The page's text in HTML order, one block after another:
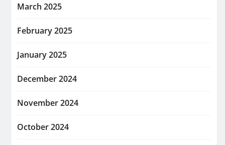
March 2025
February 2025
January 2025
December 2024
November 2024
October 2024